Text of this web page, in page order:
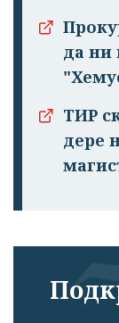
да ни
ТИР
дере